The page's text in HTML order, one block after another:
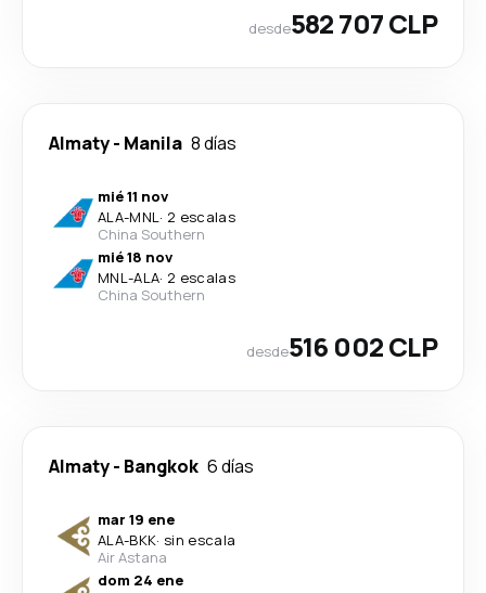
desde582 707 CLP
Almaty- Manila 8 días
mié 11 nov
ALA-MNL· 2 escalas
China Southern
mié 18 nov
MNL-ALA· 2 escalas
China Southern
desde516 002 CLP
Almaty- Bangkok 6 días
mar 19 ene
ALA-BKK· sin escala
Air Astana
dom 24 ene